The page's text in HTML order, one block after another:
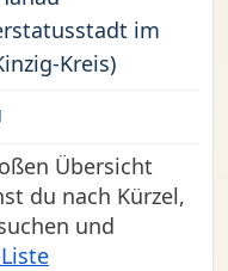
im
Kreis)
Übersicht
du nach Kürzel,
und